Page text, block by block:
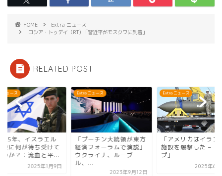
HOME
Extra ニュース
ロシア・トゥデイ（RT) 「習近平がモスクワに到着」
RELATED POST
ニュース
年、イスラエル
東に何が待ち受けて
のか？：流血と平...
2025年1月9日
Extra ニュース
「プーチン大統領が東方
経済フォーラムで演説」
ウクライナ、ルーブ
ル、...
2023年9月12日
Extra ニュース
「アメリカはイラン
施設を爆撃した – ト
プ」
2025年6